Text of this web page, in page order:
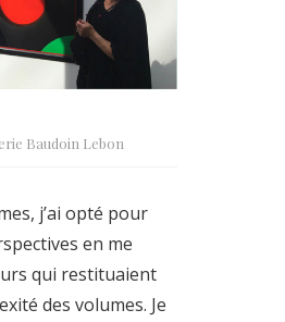
Baudoin Lebon
j’ai opté pour
en me
qui restituaient
des volumes. Je